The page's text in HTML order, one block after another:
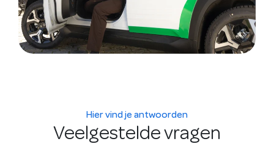
Hier vind je antwoorden
Veelgestelde vragen